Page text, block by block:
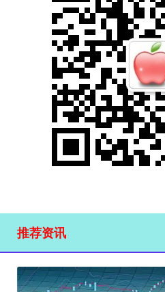
推荐资讯